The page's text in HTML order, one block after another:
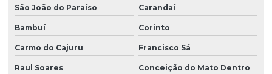
São João do Paraíso Carandaí
Bambuí Corinto
Carmo do Cajuru Francisco Sá
Raul Soares Conceição do Mato Dentro